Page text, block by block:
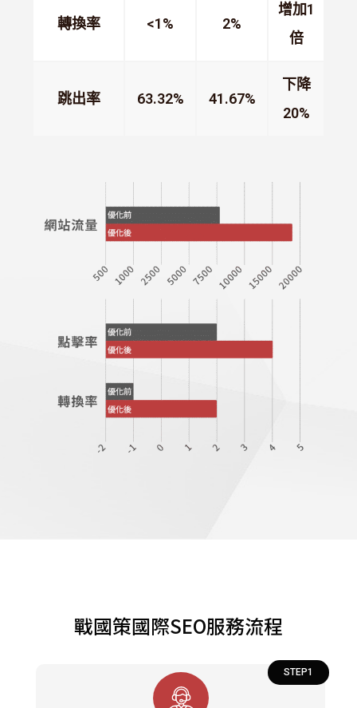
轉換率 <1% 2%
增加1
倍
跳出率 63.32% 41.67%
下降
20%
戰國策國際SEO服務流程
STEP1